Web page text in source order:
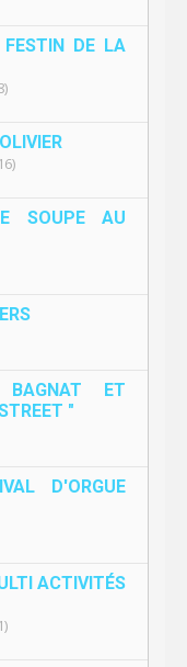
DE LA
SOUPE AU
ET
"
D'ORGUE
ACTIVITÉS